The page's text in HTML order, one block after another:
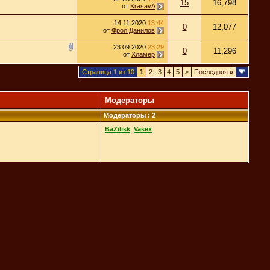
от KrasavA 15 16,798
14.11.2020 13:44
от Фрол Данилов 0 12,077
23.09.2020 23:29
от Хламер 0 11,296
Страница 1 из 10 1 2 3 4 5 > Последняя »
Модераторы
Модераторы : 2
BaZilisk Vasex